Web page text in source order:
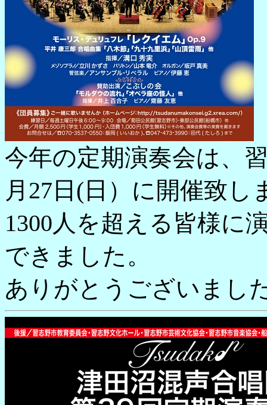
今年の定期演奏会は、
月27日(日）に開催致し
1300人を超える皆様に
できました。
ありがとうございまし